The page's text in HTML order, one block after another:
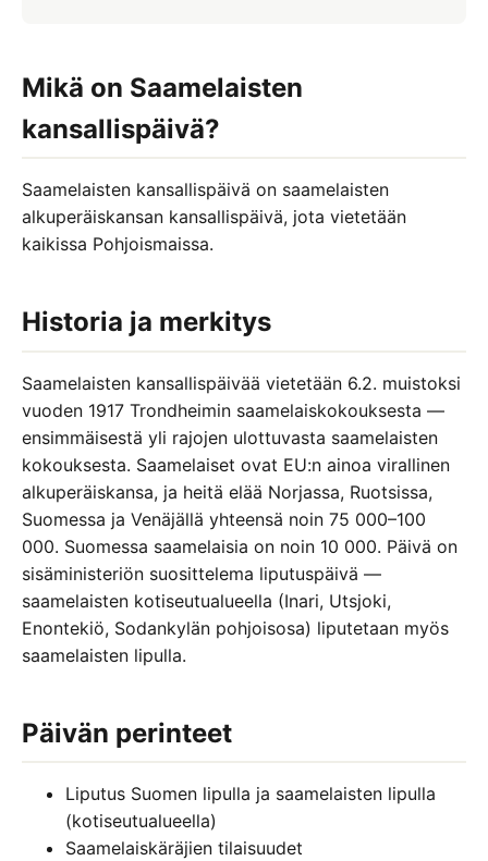
Naistenpäivä 8.3.
Mikä on Saamelaisten
kansallispäivä?
Saamelaisten kansallispäivä on saamelaisten
alkuperäiskansan kansallispäivä, jota vietetään
kaikissa Pohjoismaissa.
Historia ja merkitys
Saamelaisten kansallispäivää vietetään 6.2. muistoksi
vuoden 1917 Trondheimin saamelaiskokouksesta —
ensimmäisestä yli rajojen ulottuvasta saamelaisten
kokouksesta. Saamelaiset ovat EU:n ainoa virallinen
alkuperäiskansa, ja heitä elää Norjassa, Ruotsissa,
Suomessa ja Venäjällä yhteensä noin 75 000–100
000. Suomessa saamelaisia on noin 10 000. Päivä on
sisäministeriön suosittelema liputuspäivä —
saamelaisten kotiseutualueella (Inari, Utsjoki,
Enontekiö, Sodankylän pohjoisosa) liputetaan myös
saamelaisten lipulla.
Päivän perinteet
Liputus Suomen lipulla ja saamelaisten lipulla
(kotiseutualueella)
Saamelaiskäräjien tilaisuudet